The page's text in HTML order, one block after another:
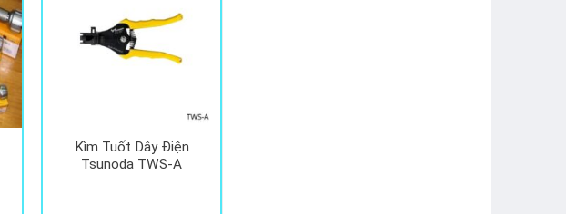
Kìm Tuốt Dây Điện
Tsunoda TWS-A